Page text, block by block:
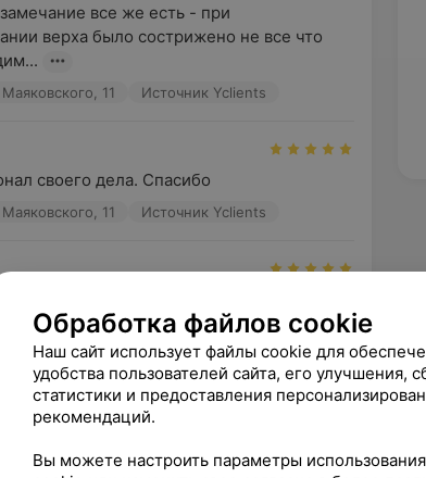
все же есть - при
верха было сострижено не все что
11 Источник Yclients
своего дела. Спасибо
11 Источник Yclients
клмент Анны, как всегда остался
спасибо!
11 Источник Yclients
Обработка файлов cookie
Наш сайт использует файлы cookie для
удобства пользователей сайта, его улучшения,
статистики и предоставления
рекомендаций.
Вы можете настроить параметры